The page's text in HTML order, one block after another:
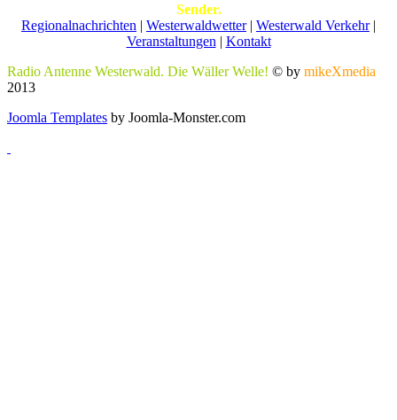
Sender.
Regionalnachrichten | Westerwaldwetter| Westerwald Verkehr|
Veranstaltungen | Kontakt
Radio Antenne Westerwald. Die Wäller Welle! © by mikeXmedia
2013
Joomla Templates by Joomla-Monster.com